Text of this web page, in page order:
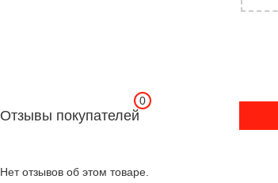
Отзывы покупателей
0
Нет отзывов об этом товаре.